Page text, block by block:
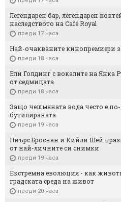
Легендарен бар, легендарен
наследството на Café Royal
преди 17 часа
Най-очакваните кинопремиери
преди 18 часа
Ели Голдинг с вокалите на Янка
от седмицата
преди 18 часа
Защо чешмяната вода често е
бутилираната
преди 19 часа
Пиърс Броснан и Кийли Шей
от най-личните си снимки
преди 19 часа
Екстремна еволюция - как
градската среда на живот
преди 20 часа